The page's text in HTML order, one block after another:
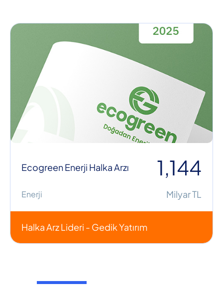
Ecogreen Enerji Halka Arzı 1,144
Enerji Milyar TL
Halka Arz Lideri - Gedik Yatırım